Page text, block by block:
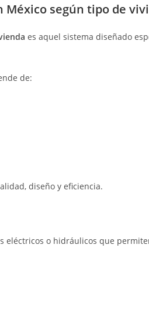
México según tipo de
es aquel sistema diseñado
de:
diseño y eficiencia.
eléctricos o hidráulicos que